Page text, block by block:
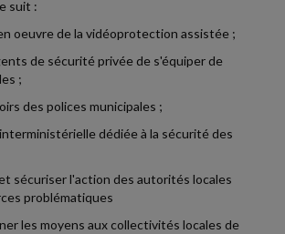
suit :
oeuvre de la vidéoprotection assistée ;
de sécurité privée de s'équiper de
;
des polices municipales ;
dédiée à la sécurité des
sécuriser l'action des autorités locales
problématiques
les moyens aux collectivités locales de